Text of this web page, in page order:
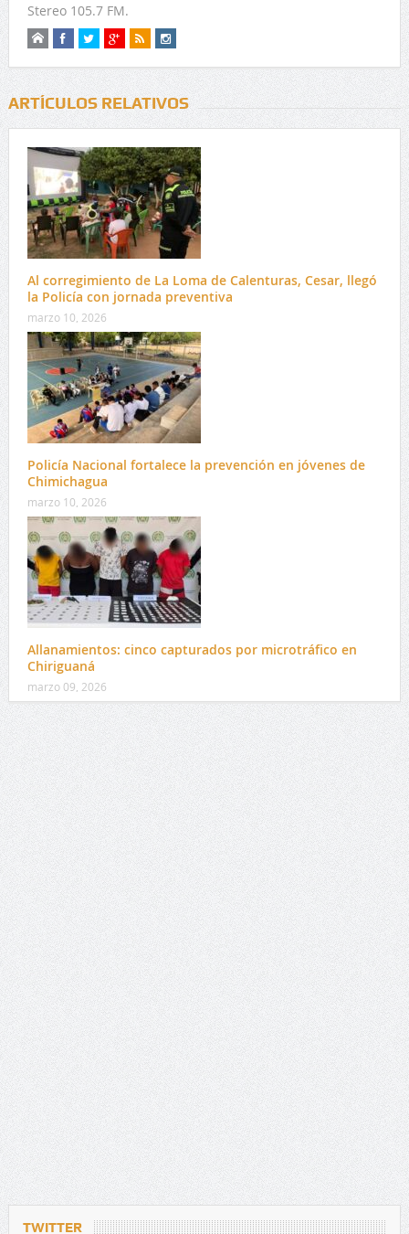
Stereo 105.7 FM.
ARTÍCULOS RELATIVOS
Al corregimiento de La Loma de Calenturas, Cesar, llegó
la Policía con jornada preventiva
marzo 10, 2026
Policía Nacional fortalece la prevención en jóvenes de
Chimichagua
marzo 10, 2026
Allanamientos: cinco capturados por microtráfico en
Chiriguaná
marzo 09, 2026
TWITTER